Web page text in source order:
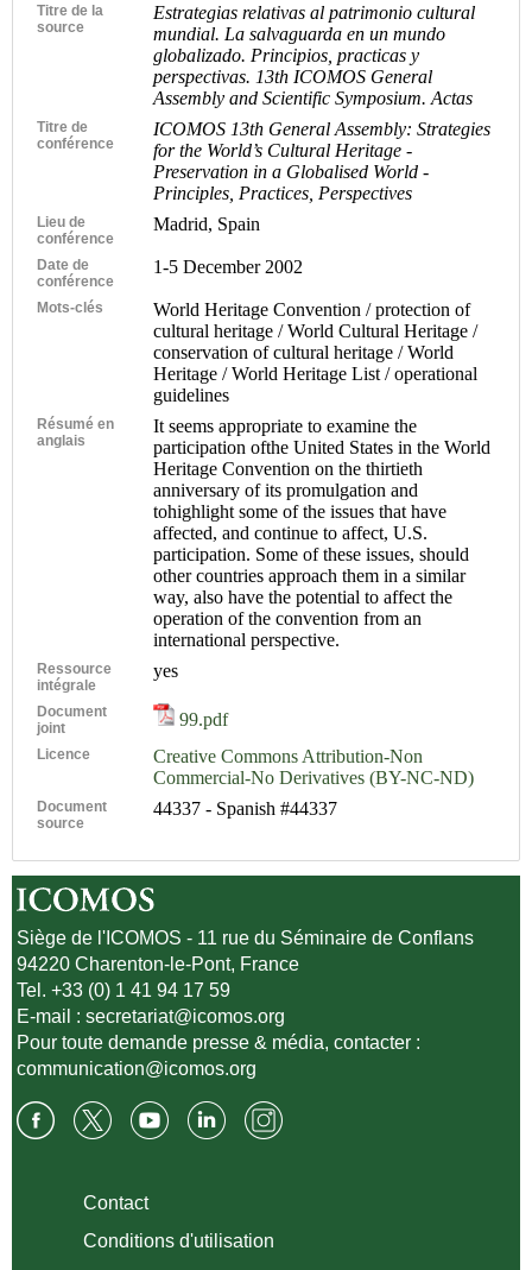
Titre de la
source
Estrategias relativas al patrimonio cultural
mundial. La salvaguarda en un mundo
globalizado. Principios, practicas y
perspectivas. 13th ICOMOS General
Assembly and Scientific Symposium. Actas
Titre de
conférence
ICOMOS 13th General Assembly: Strategies
for the World’s Cultural Heritage -
Preservation in a Globalised World -
Principles, Practices, Perspectives
Lieu de
conférence
Madrid, Spain
Date de
conférence
1-5 December 2002
Mots-clés
World Heritage Convention / protection of
cultural heritage / World Cultural Heritage /
conservation of cultural heritage / World
Heritage / World Heritage List / operational
guidelines
Résumé en
anglais
It seems appropriate to examine the
participation ofthe United States in the World
Heritage Convention on the thirtieth
anniversary of its promulgation and
tohighlight some of the issues that have
affected, and continue to affect, U.S.
participation. Some of these issues, should
other countries approach them in a similar
way, also have the potential to affect the
operation of the convention from an
international perspective.
Ressource
intégrale
yes
Document
joint
99.pdf
Licence
Creative Commons Attribution-Non
Commercial-No Derivatives (BY-NC-ND)
Document
source
44337 - Spanish #44337
Siège de l'ICOMOS - 11 rue du Séminaire de Conflans
94220 Charenton-le-Pont, France
Tel. +33 (0) 1 41 94 17 59
E-mail :secretariat@icomos.org
Pour toute demande presse & média, contacter :
communication@icomos.org
Contact
Conditions d'utilisation